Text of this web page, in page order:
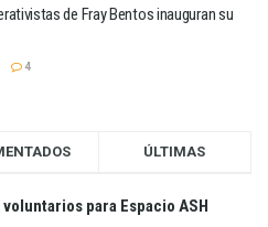
de Fray Bentos inauguran su
4
ÚLTIMAS
para Espacio ASH